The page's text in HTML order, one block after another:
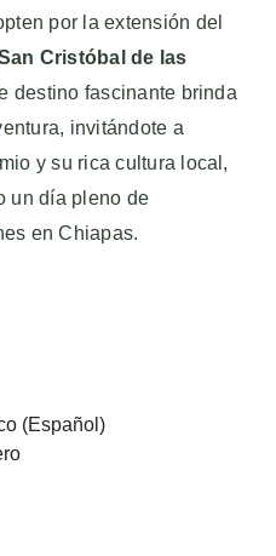
por la extensión del
Cristóbal de las
destino fascinante brinda
invitándote a
y su rica cultura local,
un día pleno de
en Chiapas.
(Español)